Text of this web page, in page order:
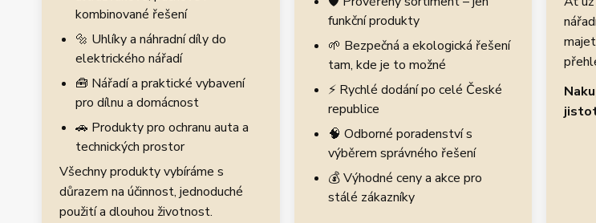
kombinované řešení
🔩 Uhlíky a náhradní díly do
elektrického nářadí
🧰 Nářadí a praktické vybavení
pro dílnu a domácnost
🚗 Produkty pro ochranu auta a
technických prostor
Všechny produkty vybíráme s
důrazem na účinnost, jednoduché
použití a dlouhou životnost.
funkční produkty
🌱 Bezpečná a ekologická řešení
tam, kde je to možné
⚡ Rychlé dodání po celé České
republice
🧠 Odborné poradenství s
výběrem správného řešení
💰 Výhodné ceny a akce pro
stálé zákazníky